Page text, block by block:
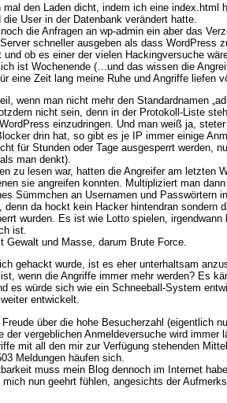
den Laden dicht, indem ich eine index.html
User in der Datenbank verändert hatte.
die Anfragen an wp-admin ein aber das
schneller ausgeben als dass WordPress
ob es einer der vielen Hackingversuche
ist Wochenende (…und das wissen die
eine Zeit lang meine Ruhe und Angriffe liefen
wenn man nicht mehr den Standardnamen
nicht sein, denn in der Protokoll-Liste
einzudringen. Und man weiß ja,
drin hat, so gibt es je IP immer einige
für Stunden oder Tage ausgesperrt werden,
man denkt).
zu lesen war, hatten die Angreifer am letzten
sie angreifen konnten. Multipliziert man
Sümmchen an Usernamen und Passwörtern
denn da hockt kein Hacker hintendran sondern
wurden. Es ist wie Lotto spielen,
ist.
Gewalt und Masse, darum Brute Force.
gehackt wurde, ist es eher unterhaltsam
wenn die Angriffe immer mehr werden? Es
es würde sich wie ein Schneeball-System
entwickelt.
über die hohe Besucherzahl (eigentlich
der vergeblichen Anmeldeversuche wird immer
mit all den mir zur Verfügung stehenden
Meldungen häufen sich.
muss mein Blog dennoch im Internet
nun geehrt fühlen, angesichts der